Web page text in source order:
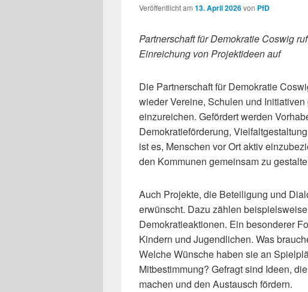
Veröffentlicht am 13. April 2026von PfD
Partnerschaft für Demokratie Coswig
Einreichung von Projektideen auf
Die Partnerschaft für Demokratie
wieder Vereine, Schulen und
einzureichen. Gefördert werden
Demokratieförderung,
ist es, Menschen vor Ort aktiv
den Kommunen gemeinsam zu
Auch Projekte, die Beteiligung und
erwünscht. Dazu zählen
Demokratieaktionen. Ein besonderer
Kindern und Jugendlichen. Was
Welche Wünsche haben sie an
Mitbestimmung? Gefragt sind Ideen,
machen und den Austausch fördern.